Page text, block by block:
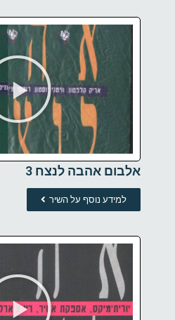
אלבום אהבה לנצח 3
למידע נוסף על השיר